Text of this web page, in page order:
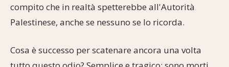
Opere di Maimonide Dal nostro archivio
compito che in realtà spetterebbe all'Autorità
Palestinese, anche se nessuno se lo ricorda.
Cosa è successo per scatenare ancora una volta